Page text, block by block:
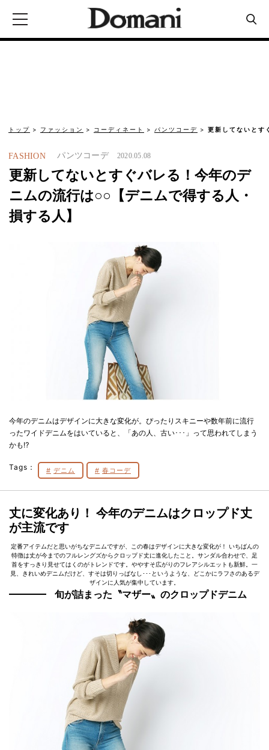
トップ ファッション コーディネート パンツコーデ 更新してないと
FASHION パンツコーデ 2020.05.08
更新してないとすぐバレる！今年のデ
ニムの流行は○○【デニムで得する人・
損する人】
今年のデニムはデザインに大きな変化が。ぴったりスキニーや数年前に流行
ったワイドデニムをはいていると、「あの人、古い･･･」って思われてしまう
かも⁉
Tags： デニム 春コーデ
丈に変化あり！ 今年のデニムはクロップド丈
が主流です
定番アイテムだと思いがちなデニムですが、この春はデザインに大きな変化が！ いちばんの
特徴は丈が今までのフルレングズからクロップド丈に進化したこと。サンダル合わせで、足
首をすっきり見せてはくのがトレンドです。ややすそ広がりのフレアシルエットも新鮮。一
見、きれいめデニムだけど、すそは切りっぱなし･･･というような、どこかにラフさのあるデ
ザインに人気が集中しています。
旬が詰まった〝マザー〟のクロップドデニム